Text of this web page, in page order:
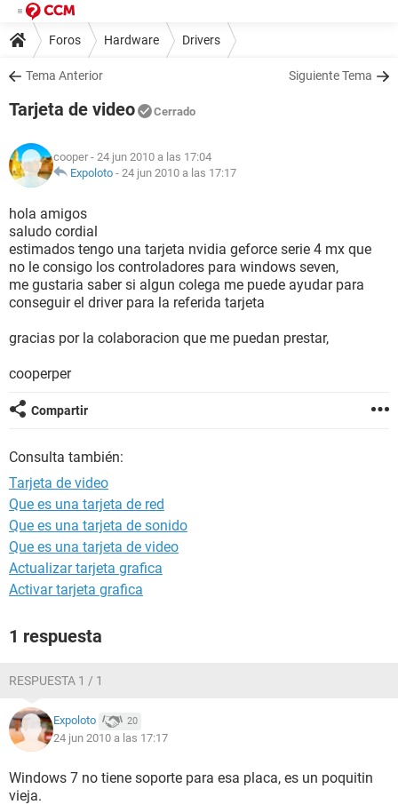
Foros Hardware Drivers
Tema Anterior Siguiente Tema
Tarjeta de video Cerrado
cooper - 24 jun 2010 a las 17:04
Expoloto - 24 jun 2010 a las 17:17
hola amigos
saludo cordial
estimados tengo una tarjeta nvidia geforce serie 4 mx que
no le consigo los controladores para windows seven,
me gustaria saber si algun colega me puede ayudar para
conseguir el driver para la referida tarjeta
gracias por la colaboracion que me puedan prestar,
cooperper
Compartir
Consulta también:
Tarjeta de video
Que es una tarjeta de red
Que es una tarjeta de sonido
Que es una tarjeta de video
Actualizar tarjeta grafica
Activar tarjeta grafica
1 respuesta
RESPUESTA 1 / 1
Expoloto 20
24 jun 2010 a las 17:17
Windows 7 no tiene soporte para esa placa, es un poquitin
vieja.